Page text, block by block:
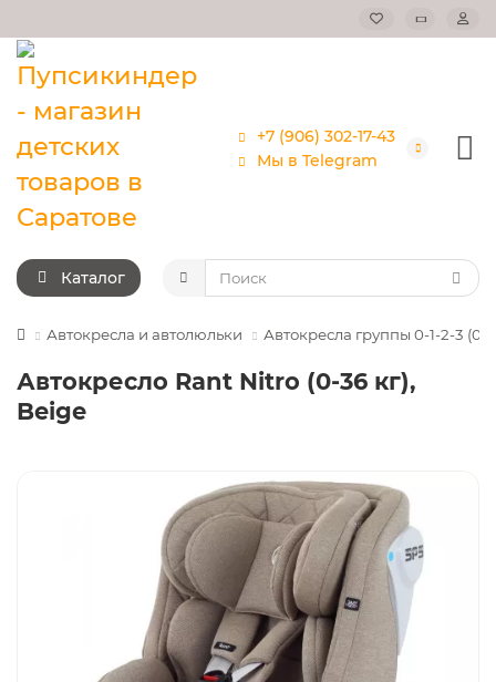
+7 (906) 302-17-43
Мы в Telegram
Каталог
Автокресла и автолюльки Автокресла группы 0-1-2-3 (0-
Автокресло Rant Nitro (0-36 кг),
Beige